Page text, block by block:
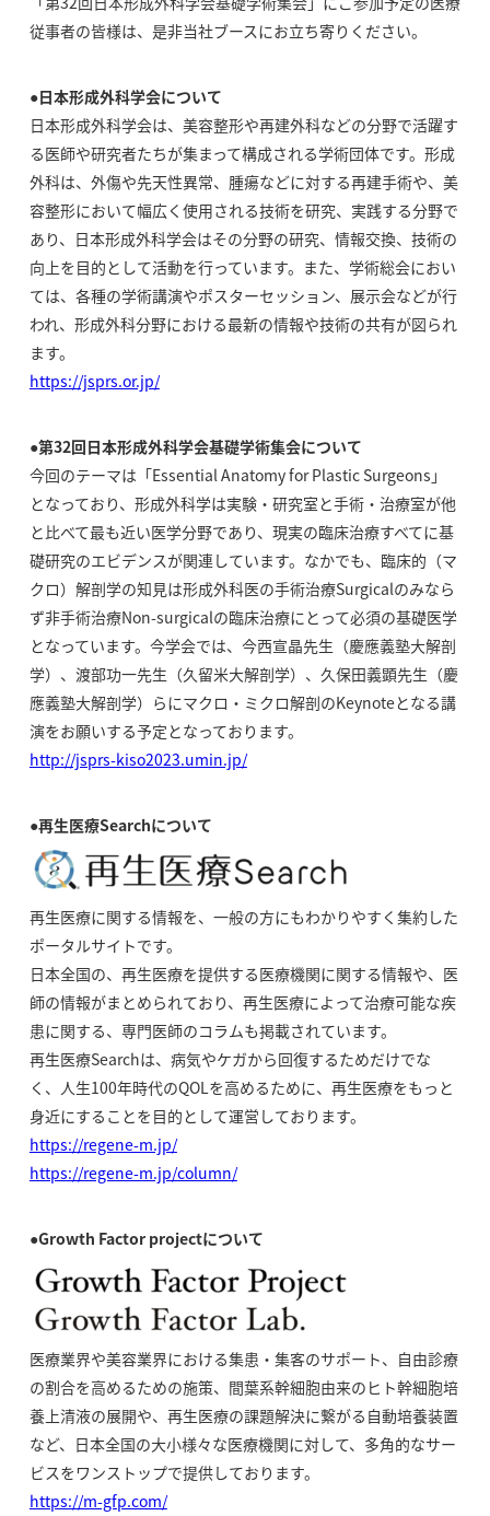
従事者の皆様は、是非当社ブースにお立ち寄りください。
●日本形成外科学会について
日本形成外科学会は、美容整形や再建外科などの分野で活躍す
る医師や研究者たちが集まって構成される学術団体です。形成
外科は、外傷や先天性異常、腫瘍などに対する再建手術や、美
容整形において幅広く使用される技術を研究、実践する分野で
あり、日本形成外科学会はその分野の研究、情報交換、技術の
向上を目的として活動を行っています。また、学術総会におい
ては、各種の学術講演やポスターセッション、展示会などが行
われ、形成外科分野における最新の情報や技術の共有が図られ
ます。
https://jsprs.or.jp/
●第32回日本形成外科学会基礎学術集会について
今回のテーマは「Essential Anatomy for Plastic Surgeons」
となっており、形成外科学は実験・研究室と手術・治療室が他
と比べて最も近い医学分野であり、現実の臨床治療すべてに基
礎研究のエビデンスが関連しています。なかでも、臨床的（マ
クロ）解剖学の知見は形成外科医の手術治療Surgicalのみなら
ず非手術治療Non-surgicalの臨床治療にとって必須の基礎医学
となっています。今学会では、今西宣晶先生（慶應義塾大解剖
学）、渡部功一先生（久留米大解剖学）、久保田義顕先生（慶
應義塾大解剖学）らにマクロ・ミクロ解剖のKeynoteとなる講
演をお願いする予定となっております。
http://jsprs-kiso2023.umin.jp/
●再生医療Searchについて
再生医療に関する情報を、一般の方にもわかりやすく集約した
ポータルサイトです。
日本全国の、再生医療を提供する医療機関に関する情報や、医
師の情報がまとめられており、再生医療によって治療可能な疾
患に関する、専門医師のコラムも掲載されています。
再生医療Searchは、病気やケガから回復するためだけでな
く、人生100年時代のQOLを高めるために、再生医療をもっと
身近にすることを目的として運営しております。
https://regene-m.jp/
https://regene-m.jp/column/
●Growth Factor projectについて
医療業界や美容業界における集患・集客のサポート、自由診療
の割合を高めるための施策、間葉系幹細胞由来のヒト幹細胞培
養上清液の展開や、再生医療の課題解決に繋がる自動培養装置
など、日本全国の大小様々な医療機関に対して、多角的なサー
ビスをワンストップで提供しております。
https://m-gfp.com/